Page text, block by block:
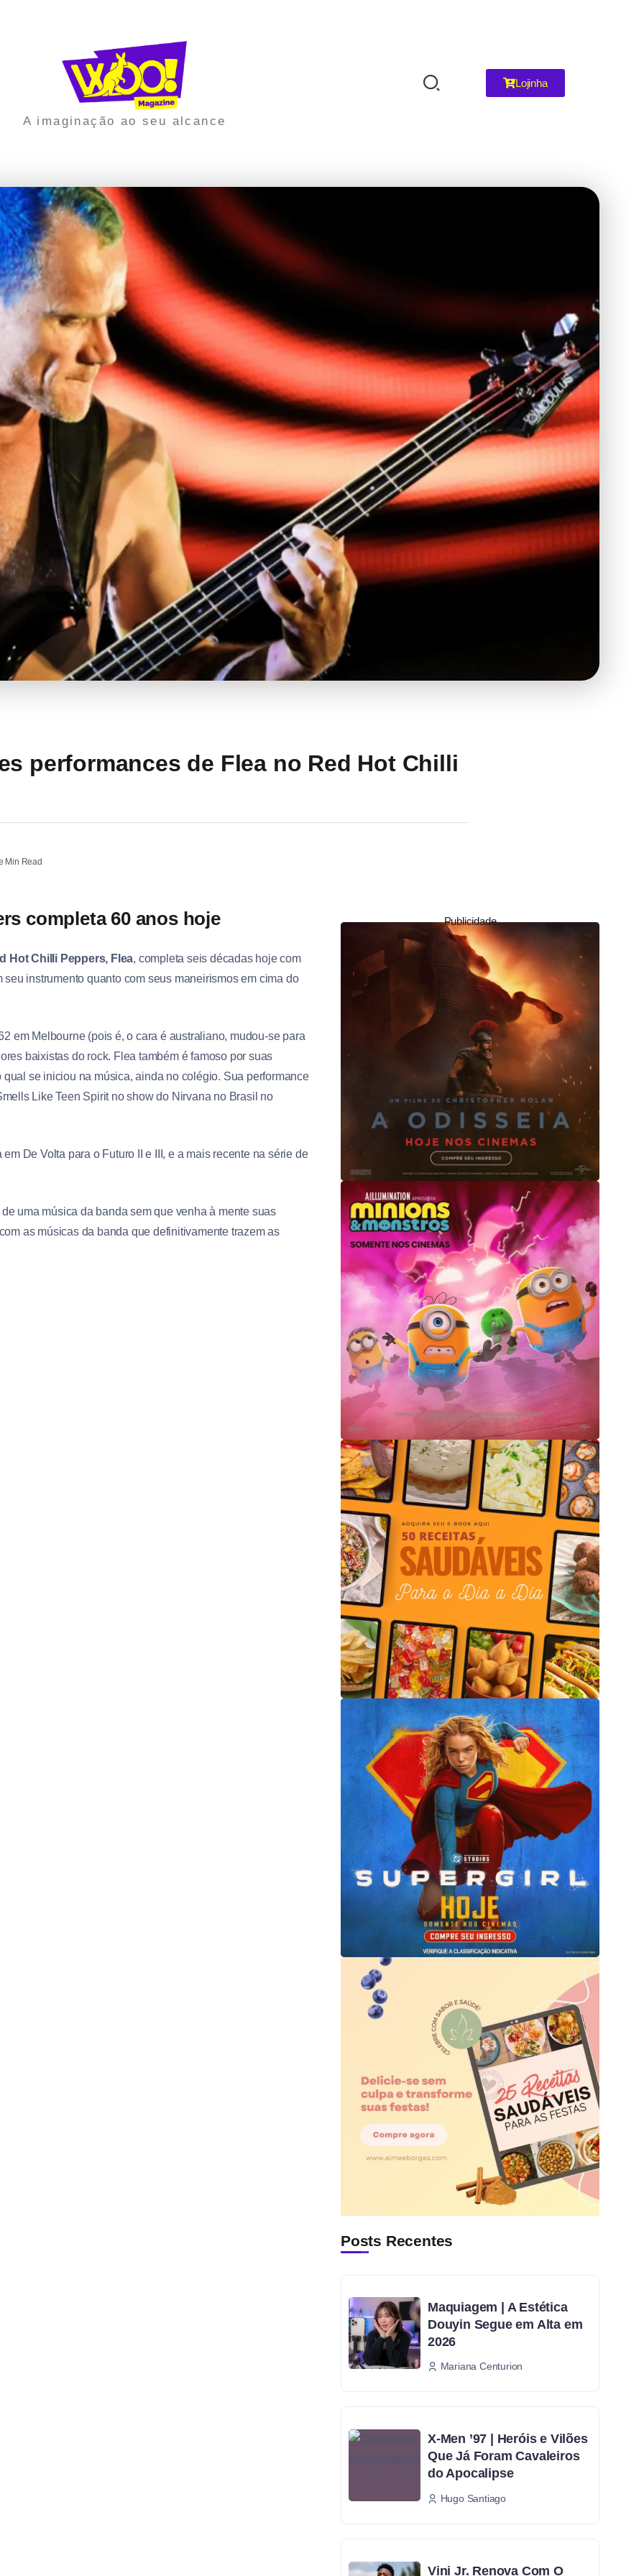
A imaginação ao seu alcance
Lojinha
performances de Flea no Red Hot Chilli
Min Read
completa 60 anos hoje
Hot Chilli Peppers, Flea, completa seis décadas hoje com
instrumento quanto com seus maneirismos em cima do
em Melbourne (pois é, o cara é australiano, mudou-se para
baixistas do rock. Flea também é famoso por suas
se iniciou na música, ainda no colégio. Sua performance
Like Teen Spirit no show do Nirvana no Brasil no
De Volta para o Futuro II e III, e a mais recente na série de
uma música da banda sem que venha à mente suas
as músicas da banda que definitivamente trazem as
Publicidade
Posts Recentes
Maquiagem | A Estética
Douyin Segue em Alta em
2026
Mariana Centurion
X-Men ’97 | Heróis e Vilões
Que Já Foram Cavaleiros
do Apocalipse
Hugo Santiago
Vini Jr. Renova Com O